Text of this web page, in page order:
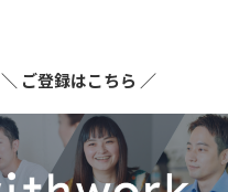
＼ ご登録はこちら ／